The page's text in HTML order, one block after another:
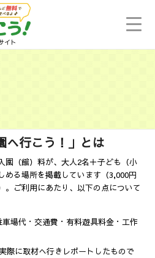
イト
へ行こう！」とは
園（館）料が、大人2名＋子ども（小
める場所を掲載しています（3,000円
。ご利用にあたり、以下の点について
車場代・交通費・有料遊具料金・工作
際に取材へ行きレポートしたもので